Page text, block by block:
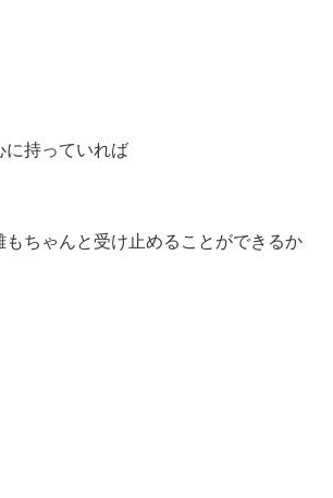
に持っていれば
もちゃんと受け止めることができるか